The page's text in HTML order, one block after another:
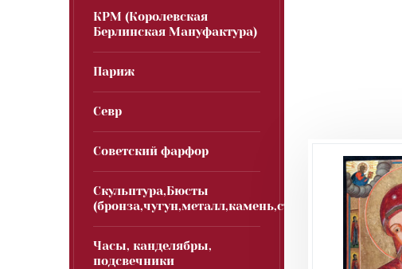
КРМ (Королевская
Берлинская Мануфактура)
Париж
Севр
Советский фарфор
Скульптура,Бюсты
(бронза,чугун,металл,камень,стекло)
Часы, канделябры,
подсвечники